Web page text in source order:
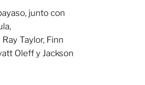
junto con
Taylor, Finn
Oleff y Jackson